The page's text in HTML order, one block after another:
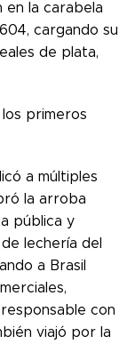
en la carabela
cargando su
de plata,
primeros
a múltiples
la arroba
pública y
lechería del
a Brasil
con
viajó por la